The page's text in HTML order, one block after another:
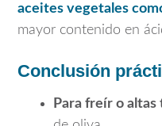
aceites vegetales
mayor contenido en
Conclusión
Para freír o